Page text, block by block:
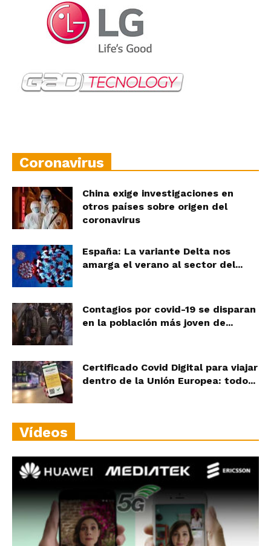
Coronavirus
China exige investigaciones en
otros países sobre origen del
coronavirus
España: La variante Delta nos
amarga el verano al sector del...
Contagios por covid-19 se disparan
en la población más joven de...
Certificado Covid Digital para viajar
dentro de la Unión Europea: todo...
Vídeos